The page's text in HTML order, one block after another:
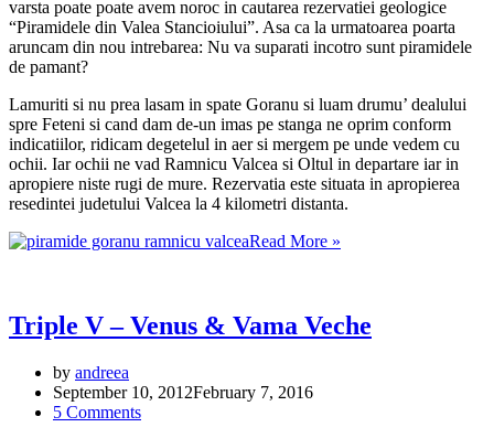
varsta poate poate avem noroc in cautarea rezervatiei geologice
“Piramidele din Valea Stancioiului”. Asa ca la urmatoarea poarta
aruncam din nou intrebarea: Nu va suparati incotro sunt piramidele
de pamant?
Lamuriti si nu prea lasam in spate Goranu si luam drumu’ dealului
spre Feteni si cand dam de-un imas pe stanga ne oprim conform
indicatiilor, ridicam degetelul in aer si mergem pe unde vedem cu
ochii. Iar ochii ne vad Ramnicu Valcea si Oltul in departare iar in
apropiere niste rugi de mure. Rezervatia este situata in apropierea
resedintei judetului Valcea la 4 kilometri distanta.
Read More »
Dumbrava
Minunata
Triple V – Venus & Vama Veche
by andreea
September 10, 2012February 7, 2016
5 Comments